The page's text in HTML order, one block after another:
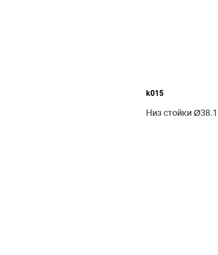
k015
Низ стойки